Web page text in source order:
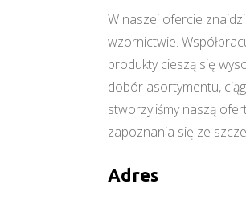
W naszej ofercie
wzornictwie.
produkty cieszą się
dobór asortymentu,
stworzyliśmy naszą
zapoznania się ze
Adres